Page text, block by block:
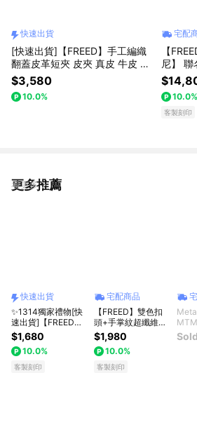
快速出貨
[快速出貨]【FREED】手工編織
翻蓋皮革短夾 皮夾 真皮 牛皮 生
日禮物 送禮推薦 男生禮物 現貨
巨蟹座 禮物獨家 新品上市 送給
男生 真皮皮夾 男友禮物 客製化
$3,580
10.0%
宅配
【
尼】 聯
華禮盒
薦 男生
上市 送
10.0%
客製刻印
更多推薦
看更多
快速出貨
✨1314獨家禮物[快
速出貨]【FREED】
商務休閒頭層牛皮皮
帶 多款可選 送禮自
選 客製化刻字 生日
禮物 送禮推薦 男生
禮物 現貨 巨蟹座 禮
$1,680
10.0%
客製刻印
宅配商品
【FREED】雙色扣
頭+手掌紋超纖維皮
帶-多款顏色可選 客
製化刻字 生日禮物
送禮推薦 男生禮物
禮物獨家 新品上市
送給男生 真皮皮帶
$1,980
10.0%
客製刻印
鑰匙圈